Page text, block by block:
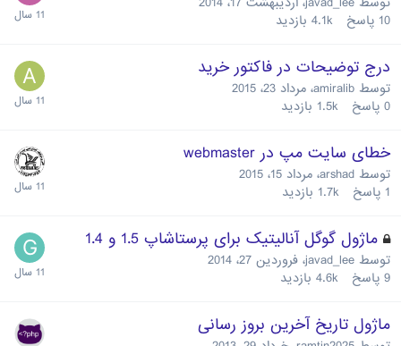
10 پاسخ 4.1k بازدید
درج توضیحات در فاکتور خرید
توسط amiralib، مرداد 23، 2015
0 پاسخ 1.5k بازدید
خطای سایت مپ در webmaster
توسط arshad، مرداد 15، 2015
1 پاسخ 1.7k بازدید
ماژول گوگل آنالیتیک برای پرستاشاپ 1.5 و 1.4
توسط javad_lee، فروردین 27، 2014
9 پاسخ 4.6k بازدید
ماژول تاریخ آخرین بروز رسانی